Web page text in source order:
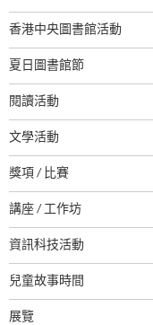
香港中央圖書館活動
夏日圖書館節
閱讀活動
文學活動
獎項 / 比賽
講座 / 工作坊
資訊科技活動
兒童故事時間
展覽